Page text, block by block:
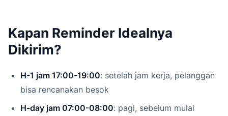
Kapan Reminder Idealnya
Dikirim?
H-1 jam 17:00-19:00: setelah jam kerja, pelanggan
bisa rencanakan besok
H-day jam 07:00-08:00: pagi, sebelum mulai